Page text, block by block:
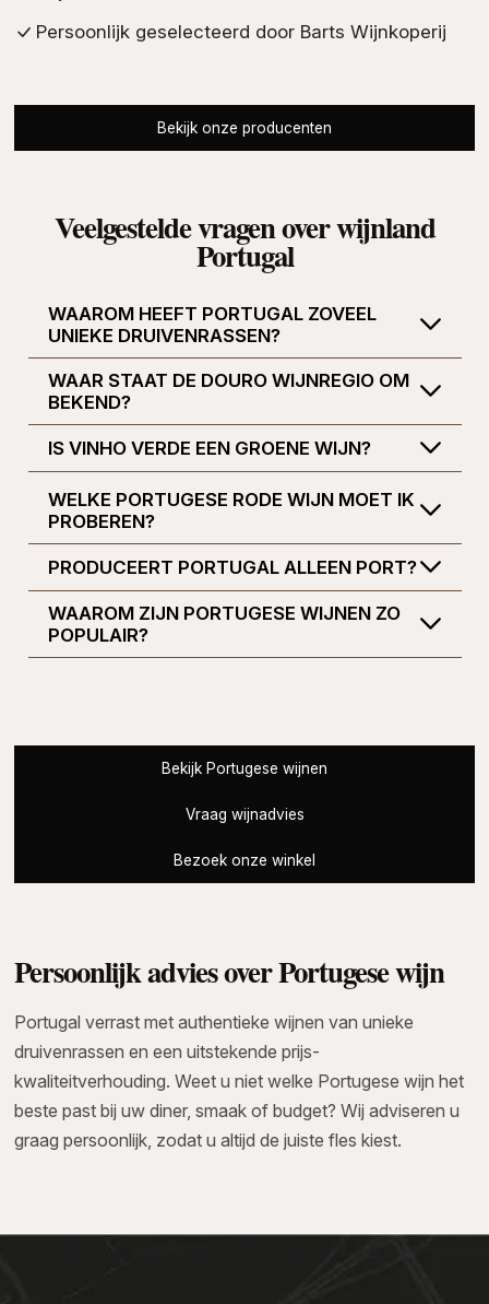
Persoonlijk geselecteerd door Barts Wijnkoperij
Bekijk onze producenten
Veelgestelde vragen over wijnland
Portugal
WAAROM HEEFT PORTUGAL ZOVEEL
UNIEKE DRUIVENRASSEN?
WAAR STAAT DE DOURO WIJNREGIO OM
BEKEND?
IS VINHO VERDE EEN GROENE WIJN?
WELKE PORTUGESE RODE WIJN MOET IK
PROBEREN?
PRODUCEERT PORTUGAL ALLEEN PORT?
WAAROM ZIJN PORTUGESE WIJNEN ZO
POPULAIR?
Persoonlijk advies over Portugese wijn
Portugal verrast met authentieke wijnen van unieke
druivenrassen en een uitstekende prijs-
kwaliteitverhouding. Weet u niet welke Portugese wijn het
beste past bij uw diner, smaak of budget? Wij adviseren u
graag persoonlijk, zodat u altijd de juiste fles kiest.
Bekijk Portugese wijnen
Vraag wijnadvies
Bezoek onze winkel